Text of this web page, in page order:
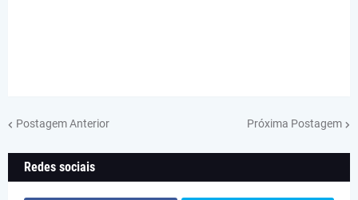
Postagem Anterior Próxima Postagem
Redes sociais